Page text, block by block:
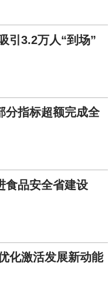
引3.2万人“到场”
分指标超额完成全
食品安全省建设
化激活发展新动能